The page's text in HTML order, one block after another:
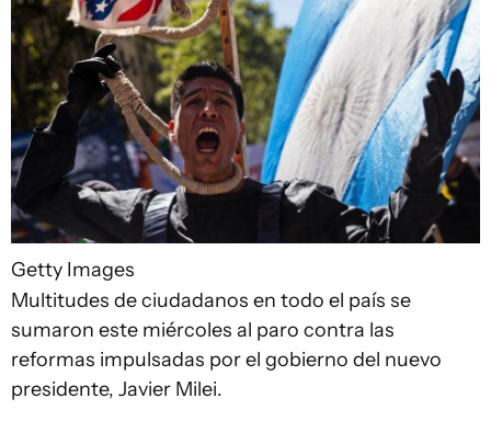
Getty Images
Multitudes de ciudadanos en todo el país se
sumaron este miércoles al paro contra las
reformas impulsadas por el gobierno del nuevo
presidente, Javier Milei.